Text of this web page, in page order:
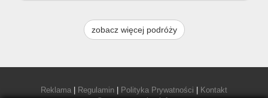
zobacz więcej podróży
Reklama Regulamin Polityka Prywatności
Kontakt